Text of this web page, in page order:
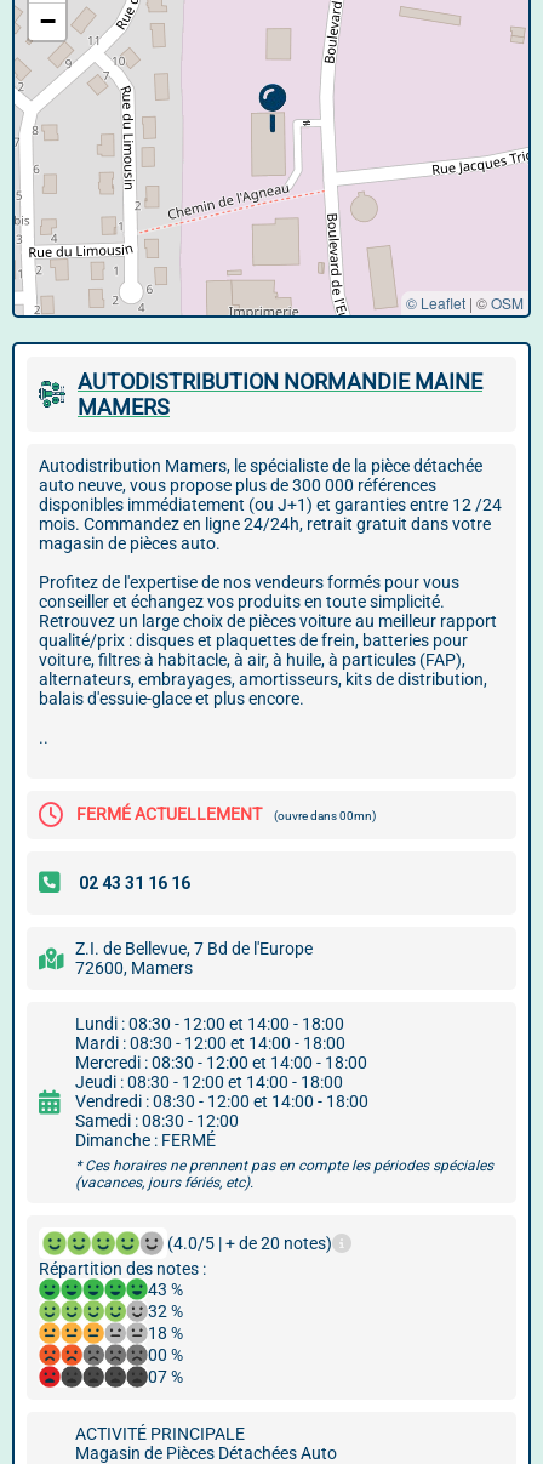
−
© Leaflet | ©OSM
AUTODISTRIBUTION NORMANDIE MAINE
MAMERS
Autodistribution Mamers, le spécialiste de la pièce détachée
auto neuve, vous propose plus de 300 000 références
disponibles immédiatement (ou J+1) et garanties entre 12 /24
mois. Commandez en ligne 24/24h, retrait gratuit dans votre
magasin de pièces auto.
Profitez de l'expertise de nos vendeurs formés pour vous
conseiller et échangez vos produits en toute simplicité.
Retrouvez un large choix de pièces voiture au meilleur rapport
qualité/prix : disques et plaquettes de frein, batteries pour
voiture, filtres à habitacle, à air, à huile, à particules (FAP),
alternateurs, embrayages, amortisseurs, kits de distribution,
balais d'essuie-glace et plus encore.
..
FERMÉ ACTUELLEMENT (ouvre dans 00mn)
Z.I. de Bellevue, 7 Bd de l'Europe
72600, Mamers
Lundi : 08:30 - 12:00 et 14:00 - 18:00
Mardi : 08:30 - 12:00 et 14:00 - 18:00
Mercredi : 08:30 - 12:00 et 14:00 - 18:00
Jeudi : 08:30 - 12:00 et 14:00 - 18:00
Vendredi : 08:30 - 12:00 et 14:00 - 18:00
Samedi : 08:30 - 12:00
Dimanche : FERMÉ
* Ces horaires ne prennent pas en compte les périodes spéciales
(vacances, jours fériés, etc).
(4.0/5 | + de 20 notes)
Répartition des notes :
43 %
32 %
18 %
00 %
07 %
ACTIVITÉ PRINCIPALE
Magasin de Pièces Détachées Auto